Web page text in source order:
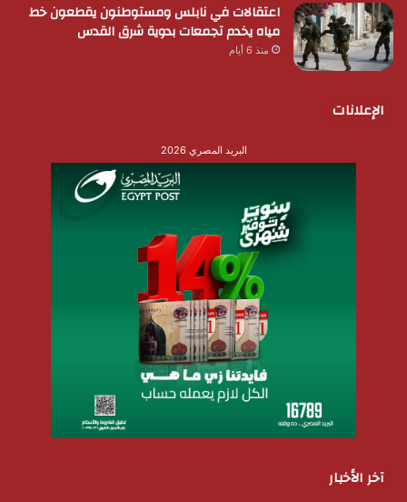
اعتقالات في نابلس ومستوطنون يقطعون خط
مياه يخدم تجمعات بدوية شرق القدس
منذ 6 أيام
الإعلانات
البريد المصري 2026
آخر الأخبار